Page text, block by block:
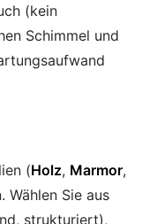
(kein
Schimmel und
(Holz, Marmor,
Wählen Sie aus
strukturiert),